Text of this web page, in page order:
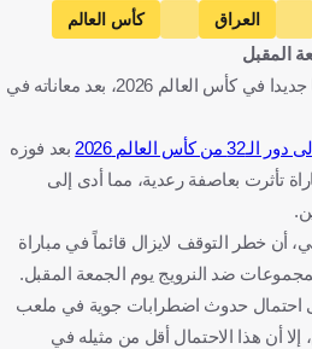
العراق
كأس العالم
فرنسا
كرة قدم
المقبل
يواجه المنتخب الفرنسي، كابوسا جديدا في كأس العالم 2026، بعد معاناته في
العالم 2026
بعد فوزه
3-0، لكن المباراة تأثرت بعاصفة رعدية، مما أدى إلى
أن خطر التوقف لايزال قائماً في مباراة
ضد النرويج يوم الجمعة المقبل.
احتمال حدوث اضطرابات جوية في ملعب
أن هذا الاحتمال أقل من مثيله في